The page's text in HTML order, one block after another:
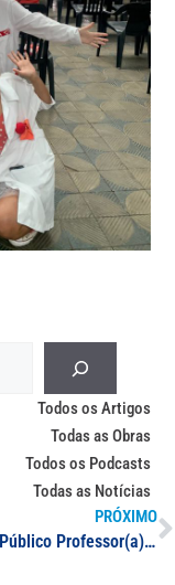
Todos os Artigos
Todas as Obras
Todos os Podcasts
Todas as Notícias
PRÓXIMO
Concurso Público Professor(a): especialista Oftalmologia